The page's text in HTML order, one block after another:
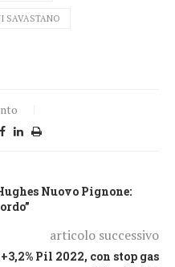
SAVASTANO
Nuovo Pignone:
articolo successivo
Pil 2022, con stop gas